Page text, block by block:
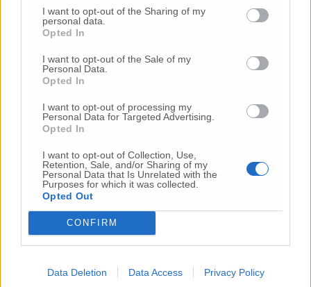
I want to opt-out of the Sharing of my
personal data.
Opted In
I want to opt-out of the Sale of my
Personal Data.
Opted In
I want to opt-out of processing my
Personal Data for Targeted Advertising.
Opted In
I want to opt-out of Collection, Use,
Retention, Sale, and/or Sharing of my
Personal Data that Is Unrelated with the
Purposes for which it was collected.
Opted Out
CONFIRM
Data Deletion Data Access Privacy Policy
-Luigia Fortunato,l’ennesimo femminicidio:
prima la lite, poi la furia col coltello
coltellate.Fermato il compagno: “L’ho ammazzata”
(Foto-Video)
gravissimo un centauroin eliambulanza a Torrette
24 Lug-Maltrattamenti all’asilo, parla il sindaco:
sono andati lì»
-Fermato col taser,muore in ospedale dopo un
inseguimento.Indagini in corso per accertare le
cause
16 Lug-Tragedia a Marzocca,
da un treno(Foto)
Malore in casa, muoreil professore Pino Attili